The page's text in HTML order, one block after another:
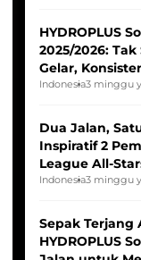
HYDROPLUS
2025/2026:
Gelar,
Indonesia3 minggu
Dua Jalan,
Inspiratif 2
League All-
Seleksi Timnas
Indonesia3 minggu
Sepak Terjang
HYDROPLUS